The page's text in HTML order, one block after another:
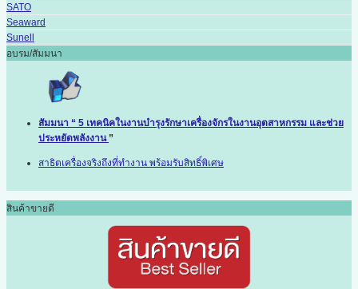
SATO
Seaward
Sunell
อบรม/สัมมนา
สัมมนา “ 5 เทคนิคในงานบำรุงรักษาเครื่องจักรในงานอุตสาหกรรม และช่วย
ประหยัดพลังงาน ”
สาธิตเครื่องจริงถึงที่ทำงาน พร้อมรับสิทธิ์พิเศษ
สินค้าขายดี